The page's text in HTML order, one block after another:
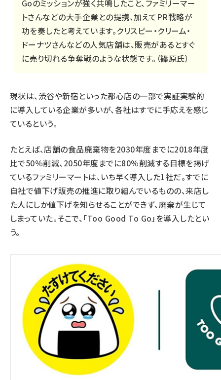
Goのミッションが強く共鳴したこと、ファミリーマー
トさんなどの大手企業との提携、加えてPR戦略が
功を奏したと考えています。クリスピー・クリーム・
ドーナツさんなどの人気店舗は、販売があるとすぐ
に売り切れる争奪戦のような状態です。（篠原氏）
現状は、渋谷や新宿といった都心店の一部で実証実験的
に導入している企業が多いが、各社はすでに手応えを感じ
ているという。
たとえば、店舗の食品廃棄物を2030年度までに2018年度
比で50％削減、2050年度までに80％削減する目標を掲げ
ているファミリーマートは、いち早く導入した1社だ。すでに
自社で値下げ販売の推進に取り組んでいるものの、来店し
た人にしか値下げを知らせることができず、廃棄が生じて
しまっていた。そこで、「Too Good To Go」を導入したとい
う。